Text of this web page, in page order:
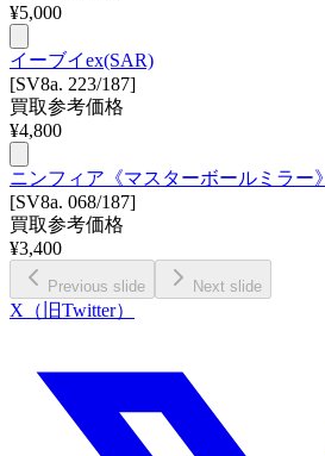
¥5,000
イーブイex(SAR)
[SV8a. 223/187]
買取参考価格
¥4,800
ニンフィア《マスターボールミラー》
[SV8a. 068/187]
買取参考価格
¥3,400
Previous slide Next slide
X（旧Twitter）